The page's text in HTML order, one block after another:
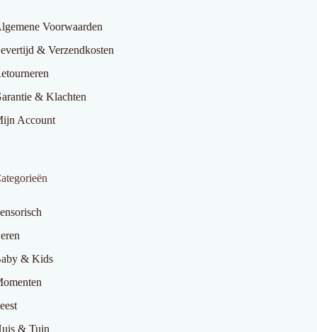
Voorwaarden
& Verzendkosten
& Klachten
Account
& Kids
& Tuin